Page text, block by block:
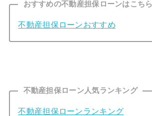
おすすめの不動産担保ローンはこちら
不動産担保ローンおすすめ
不動産担保ローン人気ランキング
不動産担保ローンランキング